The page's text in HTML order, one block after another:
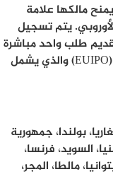
مالكها علامة
27 في الاتحاد الأوروبي. يتم تسجيل
طلب واحد مباشرة
إلى مكتب الاتحاد الأوروبي للملكية الفكرية (EUIPO) والذي يشمل
بولندا، جمهورية
السويد، فرنسا،
مالطا، المجر،